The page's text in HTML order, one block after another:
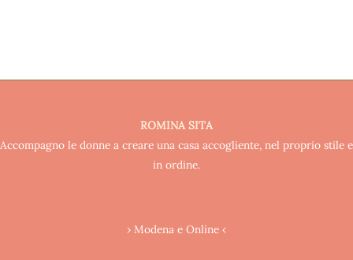
ROMINA SITA
Accompagno le donne a creare una casa accogliente, nel proprio stile e
in ordine.
› Modena e Online ‹